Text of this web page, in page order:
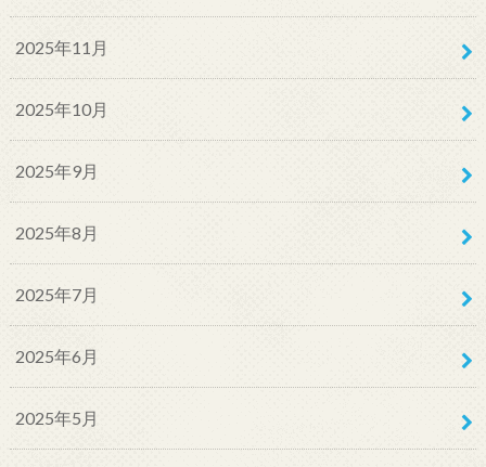
2025年11月
2025年10月
2025年9月
2025年8月
2025年7月
2025年6月
2025年5月